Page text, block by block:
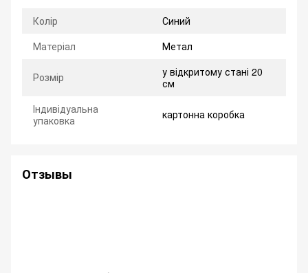
Колір
Синий
Матеріал
Метал
Розмір
у відкритому стані 20
см
Індивідуальна
упаковка
картонна коробка
Отзывы